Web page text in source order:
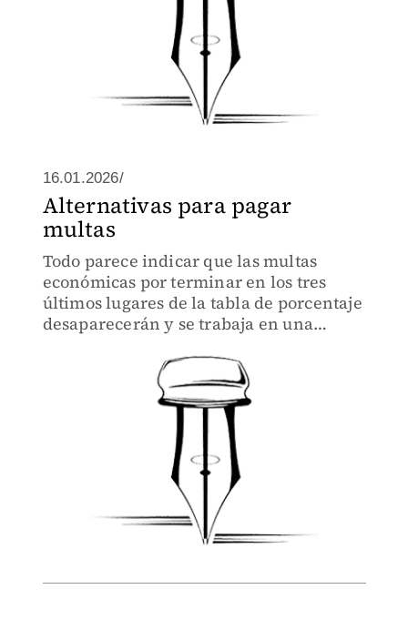
16.01.2026/
Alternativas para pagar
multas
Todo parece indicar que las multas
económicas por terminar en los tres
últimos lugares de la tabla de porcentaje
desaparecerán y se trabaja en una
a los que terminen en esas posiciones